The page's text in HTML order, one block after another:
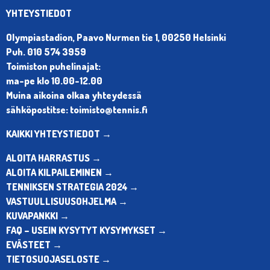
YHTEYSTIEDOT
Olympiastadion, Paavo Nurmen tie 1, 00250 Helsinki
Puh. 010 574 3959
Toimiston puhelinajat:
ma-pe klo 10.00-12.00
Muina aikoina olkaa yhteydessä
sähköpostitse: toimisto@tennis.fi
KAIKKI YHTEYSTIEDOT →
ALOITA HARRASTUS →
ALOITA KILPAILEMINEN →
TENNIKSEN STRATEGIA 2024 →
VASTUULLISUUSOHJELMA →
KUVAPANKKI →
FAQ – USEIN KYSYTYT KYSYMYKSET →
EVÄSTEET →
TIETOSUOJASELOSTE →